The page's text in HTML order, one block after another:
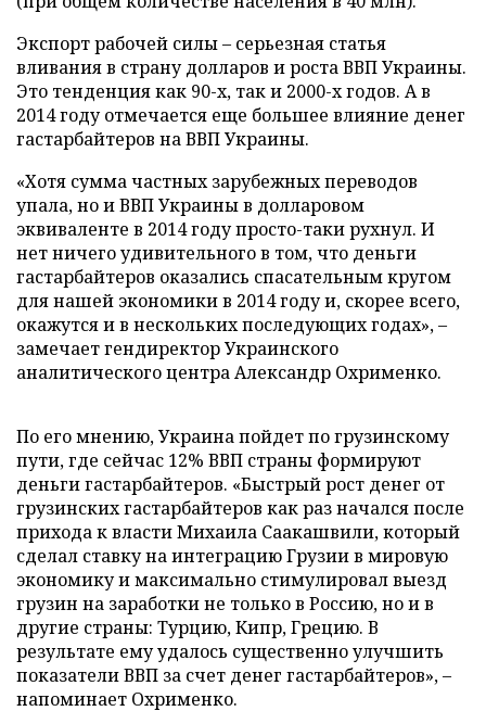
Экспорт рабочей силы – серьезная статья
вливания в страну долларов и роста ВВП Украины.
Это тенденция как 90-х, так и 2000-х годов. А в
2014 году отмечается еще большее влияние денег
гастарбайтеров на ВВП Украины.
«Хотя сумма частных зарубежных переводов
упала, но и ВВП Украины в долларовом
эквиваленте в 2014 году просто-таки рухнул. И
нет ничего удивительного в том, что деньги
гастарбайтеров оказались спасательным кругом
для нашей экономики в 2014 году и, скорее всего,
окажутся и в нескольких последующих годах», –
замечает гендиректор Украинского
аналитического центра Александр Охрименко.
По его мнению, Украина пойдет по грузинскому
пути, где сейчас 12% ВВП страны формируют
деньги гастарбайтеров. «Быстрый рост денег от
грузинских гастарбайтеров как раз начался после
прихода к власти Михаила Саакашвили, который
сделал ставку на интеграцию Грузии в мировую
экономику и максимально стимулировал выезд
грузин на заработки не только в Россию, но и в
другие страны: Турцию, Кипр, Грецию. В
результате ему удалось существенно улучшить
показатели ВВП за счет денег гастарбайтеров», –
напоминает Охрименко.